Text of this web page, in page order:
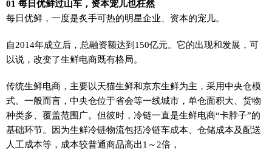
01 每日优鲜过山车，资本宠儿也枉然
每日优鲜，一度是炙手可热的明星企业、资本的宠儿。
自2014年成立后，总融资额达到150亿元。它的出现和发展，可
以说，改变了生鲜电商既有格局。
传统生鲜电商，主要以天猫生鲜和京东生鲜为主，采用中央仓模
式。一般而言，中央仓位于省会等一线城市，单仓面积大、货物
种类多、覆盖范围广。但彼时，冷链一直是生鲜电商“卡脖子”的
基础环节。因为生鲜冷链物流包括冷链车成本、仓储成本及配送
人工成本等，成本较普通商品高出1～2倍，